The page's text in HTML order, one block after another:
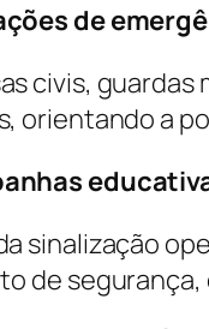
de
civis,
orientando a
sinalização
de